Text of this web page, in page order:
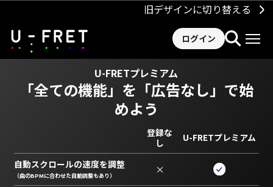
旧デザインに切り替える
ログイン
U-FRETプレミアム
「全ての機能」を 「広告なし」で始
めよう
登録な
し
U-FRETプレミアム
自動スクロールの速度を調整
（曲のBPMに合わせた自動調整もあり） ×